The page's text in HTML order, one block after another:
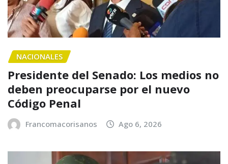
NACIONALES
Presidente del Senado: Los medios no
deben preocuparse por el nuevo
Código Penal
Francomacorisanos Ago 6, 2026